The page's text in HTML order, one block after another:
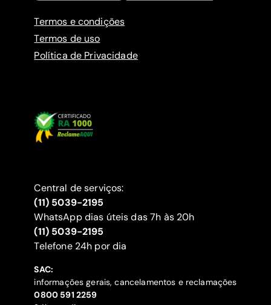
Termos e condições
Termos de uso
Política de Privacidade
Central de serviços:
(11) 5039-2195
WhatsApp dias úteis das 7h às 20h
(11) 5039-2195
‍Telefone 24h por dia
SAC:
informações gerais, cancelamentos e reclamações
‍0800 591 2259